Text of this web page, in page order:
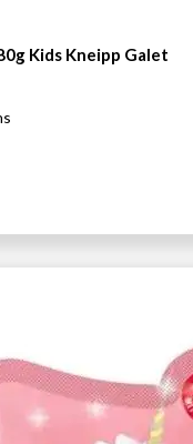
Kids Kneipp Galet